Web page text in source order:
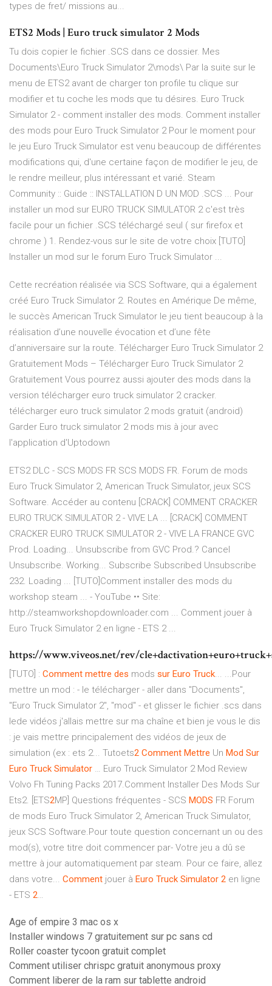
types de fret/ missions au...
ETS2 Mods | Euro truck simulator 2 Mods
Tu dois copier le fichier .SCS dans ce dossier. Mes
Documents\Euro Truck Simulator 2\mods\ Par la suite sur le
menu de ETS2 avant de charger ton profile tu clique sur
modifier et tu coche les mods que tu désires. Euro Truck
Simulator 2 - comment installer des mods. Comment installer
des mods pour Euro Truck Simulator 2 Pour le moment pour
le jeu Euro Truck Simulator est venu beaucoup de différentes
modifications qui, d'une certaine façon de modifier le jeu, de
le rendre meilleur, plus intéressant et varié. Steam
Community :: Guide :: INSTALLATION D UN MOD .SCS ... Pour
installer un mod sur EURO TRUCK SIMULATOR 2 c'est très
facile pour un fichier .SCS téléchargé seul ( sur firefox et
chrome ) 1. Rendez-vous sur le site de votre choix [TUTO]
Installer un mod sur le forum Euro Truck Simulator ...
Cette recréation réalisée via SCS Software, qui a également
créé Euro Truck Simulator 2. Routes en Amérique De même,
le succès American Truck Simulator le jeu tient beaucoup à la
réalisation d’une nouvelle évocation et d’une fête
d’anniversaire sur la route. Télécharger Euro Truck Simulator 2
Gratuitement Mods – Télécharger Euro Truck Simulator 2
Gratuitement Vous pourrez aussi ajouter des mods dans la
version télécharger euro truck simulator 2 cracker.
télécharger euro truck simulator 2 mods gratuit (android)
Garder Euro truck simulator 2 mods mis à jour avec
l'application d'Uptodown
ETS2 DLC - SCS MODS FR SCS MODS FR. Forum de mods
Euro Truck Simulator 2, American Truck Simulator, jeux SCS
Software. Accéder au contenu [CRACK] COMMENT CRACKER
EURO TRUCK SIMULATOR 2 - VIVE LA ... [CRACK] COMMENT
CRACKER EURO TRUCK SIMULATOR 2 - VIVE LA FRANCE GVC
Prod. Loading... Unsubscribe from GVC Prod.? Cancel
Unsubscribe. Working... Subscribe Subscribed Unsubscribe
232. Loading ... [TUTO]Comment installer des mods du
workshop steam ... - YouTube •• Site:
http://steamworkshopdownloader.com ... Comment jouer à
Euro Truck Simulator 2 en ligne - ETS 2 ...
https://www.viveos.net/rev/
[TUTO] : Comment mettre des mods sur Euro Truck... ...Pour
mettre un mod : - le télécharger - aller dans "Documents",
"Euro Truck Simulator 2", "mod" - et glisser le fichier .scs dans
lede vidéos j'allais mettre sur ma chaîne et bien je vous le dis
: je vais mettre principalement des vidéos de jeux de
simulation (ex : ets 2... Tutoets2 Comment Mettre Un Mod Sur
Euro Truck Simulator … Euro Truck Simulator 2 Mod Review
Volvo Fh Tuning Packs 2017.Comment Installer Des Mods Sur
Ets2. [ETS2MP] Questions fréquentes - SCS MODS FR Forum
de mods Euro Truck Simulator 2, American Truck Simulator,
jeux SCS Software.Pour toute question concernant un ou des
mod(s), votre titre doit commencer par- Votre jeu a dû se
mettre à jour automatiquement par steam. Pour ce faire, allez
dans votre... Comment jouer à Euro Truck Simulator 2 en ligne
- ETS 2…
Age of empire 3 mac os x
Installer windows 7 gratuitement sur pc sans cd
Roller coaster tycoon gratuit complet
Comment utiliser chrispc gratuit anonymous proxy
Comment liberer de la ram sur tablette android